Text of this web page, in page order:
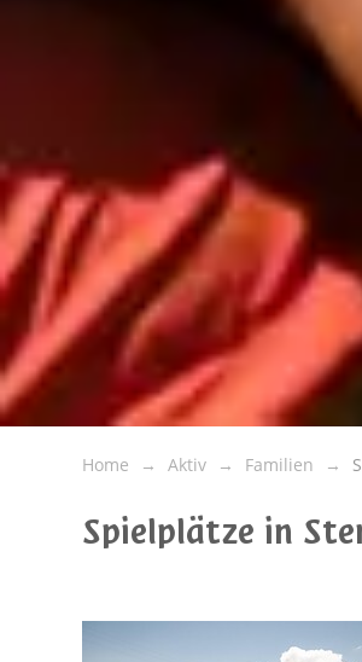
Home Aktiv Familien
Spielplätze in